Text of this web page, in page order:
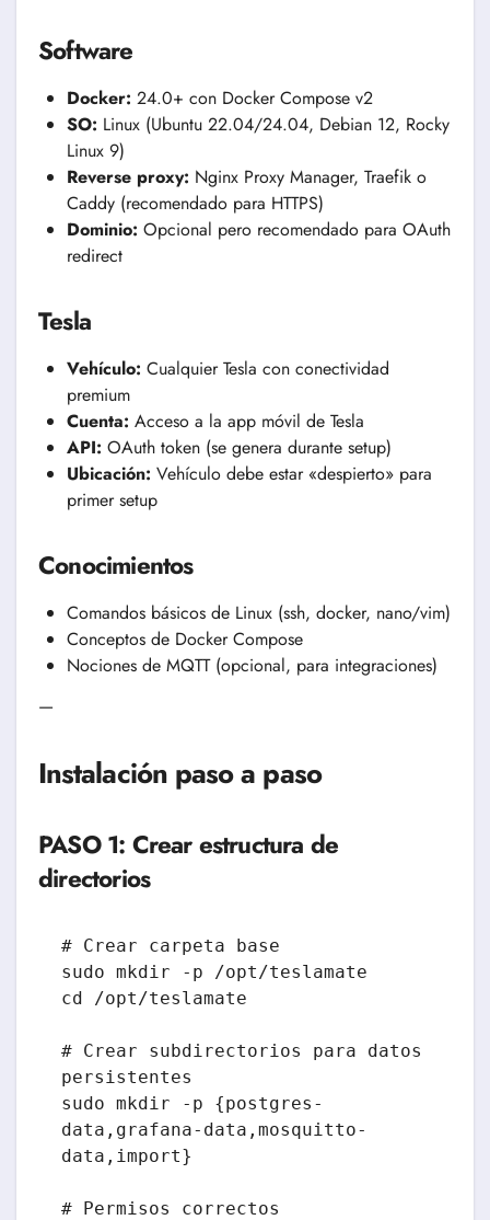
Software
Docker: 24.0+ con Docker Compose v2
SO: Linux (Ubuntu 22.04/24.04, Debian 12, Rocky
Linux 9)
Reverse proxy: Nginx Proxy Manager, Traefik o
Caddy (recomendado para HTTPS)
Dominio: Opcional pero recomendado para OAuth
redirect
Tesla
Vehículo: Cualquier Tesla con conectividad
premium
Cuenta: Acceso a la app móvil de Tesla
API: OAuth token (se genera durante setup)
Ubicación: Vehículo debe estar «despierto» para
primer setup
Conocimientos
Comandos básicos de Linux (ssh, docker, nano/vim)
Conceptos de Docker Compose
Nociones de MQTT (opcional, para integraciones)
—
Instalación paso a paso
PASO 1: Crear estructura de
directorios
# Crear carpeta base
sudo mkdir -p /opt/teslamate
cd /opt/teslamate
# Crear subdirectorios para datos
persistentes
sudo mkdir -p {postgres-
data,grafana-data,mosquitto-
data,import}
# Permisos correctos